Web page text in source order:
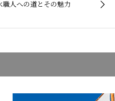
職人への道とその魅力